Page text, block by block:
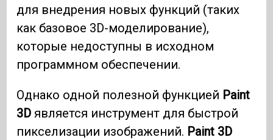
для внедрения новых функций (таких
как базовое 3D-моделирование),
которые недоступны в исходном
программном обеспечении.
Однако одной полезной функцией Paint
3D является инструмент для быстрой
пикселизации изображений. Paint 3D